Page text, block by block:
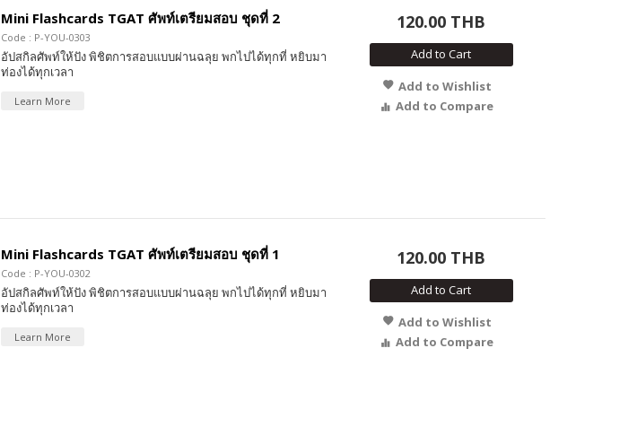
Mini Flashcards TGAT ศัพท์เตรียมสอบ ชุดที่ 2
Code : P-YOU-0303
อัปสกิลศัพท์ให้ปัง พิชิตการสอบแบบผ่านฉลุย พกไปได้ทุกที่ หยิบมา
ท่องได้ทุกเวลา
Learn More
120.00 THB
Add to Cart
Add to Wishlist
Add to Compare
Mini Flashcards TGAT ศัพท์เตรียมสอบ ชุดที่ 1
Code : P-YOU-0302
อัปสกิลศัพท์ให้ปัง พิชิตการสอบแบบผ่านฉลุย พกไปได้ทุกที่ หยิบมา
ท่องได้ทุกเวลา
Learn More
120.00 THB
Add to Cart
Add to Wishlist
Add to Compare